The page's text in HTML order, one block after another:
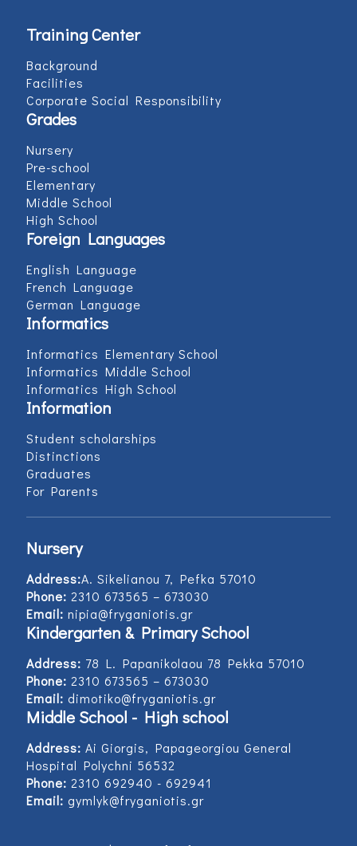
Training Center
Background
Facilities
Corporate Social Responsibility
Grades
Nursery
Pre-school
Elementary
Middle School
High School
Foreign Languages
English Language
French Language
German Language
Informatics
Informatics Elementary School
Informatics Middle School
Informatics High School
Information
Student scholarships
Distinctions
Graduates
For Parents
Nursery
Address:Α. Sikelianou 7, Pefka 57010
Phone: 2310 673565 – 673030
Email: nipia@fryganiotis.gr
Kindergarten & Primary School
Address: 78 L. Papanikolaou 78 Pekka 57010
Phone: 2310 673565 – 673030
Email: dimotiko@fryganiotis.gr
Middle School - High school
Address: Ai Giorgis, Papageorgiou General
Hospital Polychni 56532
Phone: 2310 692940 - 692941
Email: gymlyk@fryganiotis.gr